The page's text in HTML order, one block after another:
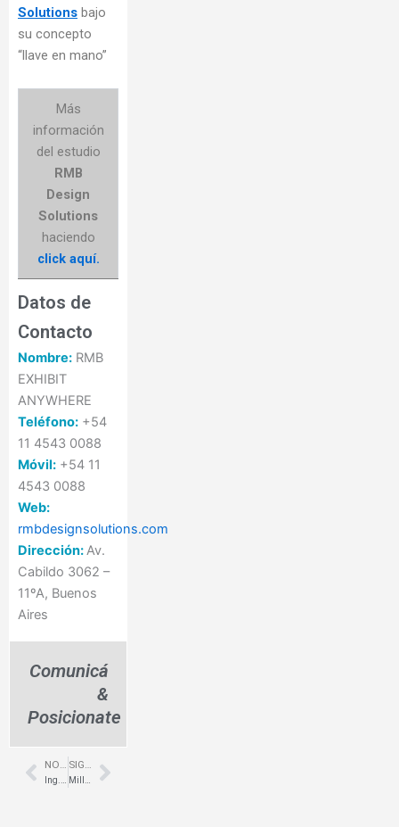
Solutions bajo
su concepto
“llave en mano”
Más
información
del estudio
RMB
Design
Solutions
haciendo
click aquí.
Datos de
Contacto
Nombre: RMB
EXHIBIT
ANYWHERE
Teléfono: +54
11 4543 0088
Móvil: +54 11
4543 0088
Web:
rmbdesignsolutions.com
Dirección:Av.
Cabildo 3062 –
11ºA, Buenos
Aires
Comunicá
&
Posicionate
Prev
NOTA ANTERIOR SIGUIENTE NOTA Next